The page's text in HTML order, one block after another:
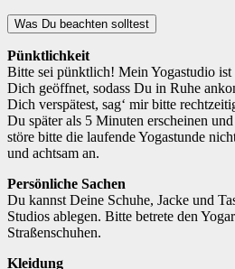
Was Du beachten solltest
Pünktlichkeit
Bitte sei pünktlich! Mein Yogastudio
Dich geöffnet, sodass Du in Ruhe
Dich verspätest, sag‘ mir bitte
Du später als 5 Minuten erscheinen
störe bitte die laufende Yogastunde
und achtsam an.
Persönliche Sachen
Du kannst Deine Schuhe, Jacke und
Studios ablegen. Bitte betrete den
Straßenschuhen.
Kleidung